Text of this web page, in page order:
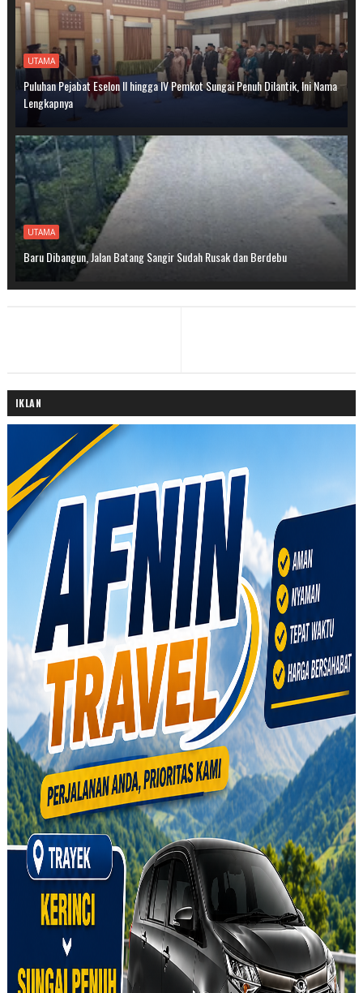
UTAMA
Puluhan Pejabat Eselon II hingga IV Pemkot Sungai Penuh Dilantik, Ini Nama
Lengkapnya
UTAMA
Baru Dibangun, Jalan Batang Sangir Sudah Rusak dan Berdebu
IKLAN